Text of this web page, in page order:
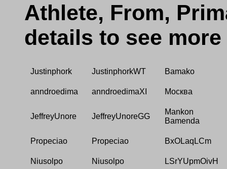
Athlete, From,
details to see more
Justinphork JustinphorkWT Bamako
anndroedima anndroedimaXI Москва
JeffreyUnore JeffreyUnoreGG
Mankon
Bamenda
Propeciao Propeciao BxOLaqLCm
Niusolpo Niusolpo LSrYUpmOivH